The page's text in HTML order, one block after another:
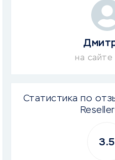
на сайте
Статистика по
3.5